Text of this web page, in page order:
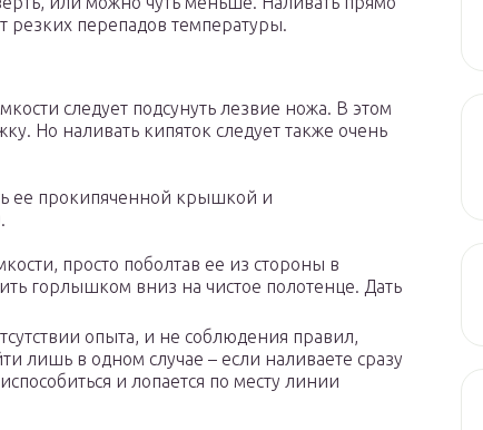
резких перепадов температуры.
следует подсунуть лезвие ножа. В этом
Но наливать кипяток следует также очень
ее прокипяченной крышкой и
просто поболтав ее из стороны в
горлышком вниз на чистое полотенце. Дать
опыта, и не соблюдения правил,
лишь в одном случае – если наливаете сразу
и лопается по месту линии